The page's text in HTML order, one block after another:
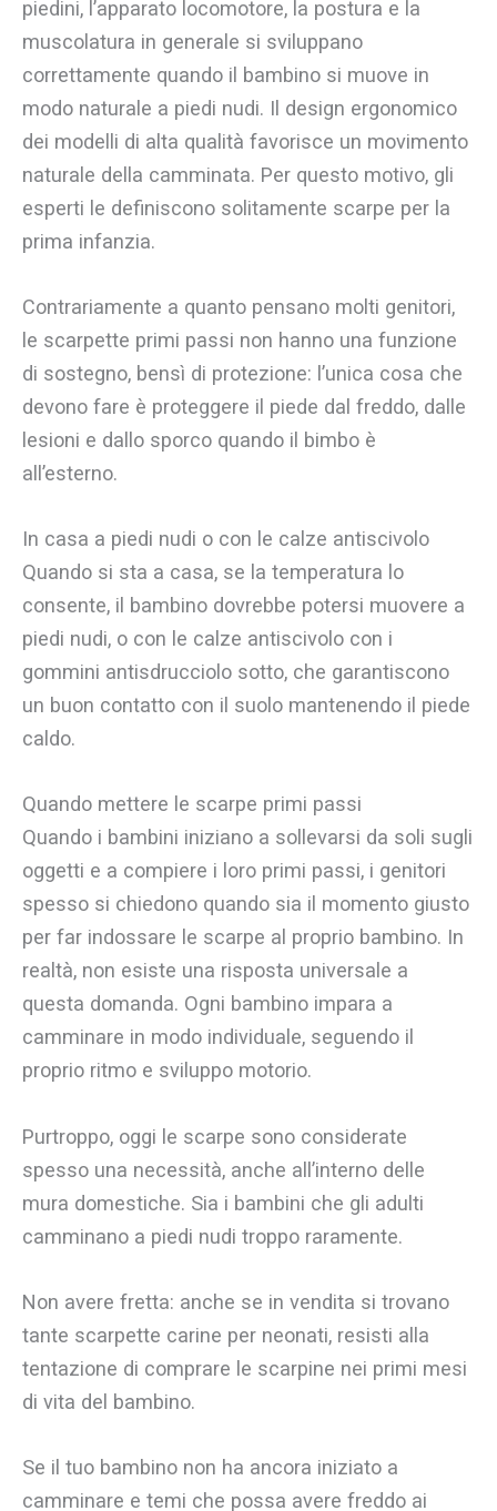
piedini, l’apparato locomotore, la postura e la
muscolatura in generale si sviluppano
correttamente quando il bambino si muove in
modo naturale a piedi nudi. Il design ergonomico
dei modelli di alta qualità favorisce un movimento
naturale della camminata. Per questo motivo, gli
esperti le definiscono solitamente scarpe per la
prima infanzia.
Contrariamente a quanto pensano molti genitori,
le scarpette primi passi non hanno una funzione
di sostegno, bensì di protezione: l’unica cosa che
devono fare è proteggere il piede dal freddo, dalle
lesioni e dallo sporco quando il bimbo è
all’esterno.
In casa a piedi nudi o con le calze antiscivolo
Quando si sta a casa, se la temperatura lo
consente, il bambino dovrebbe potersi muovere a
piedi nudi, o con le calze antiscivolo con i
gommini antisdrucciolo sotto, che garantiscono
un buon contatto con il suolo mantenendo il piede
caldo.
Quando mettere le scarpe primi passi
Quando i bambini iniziano a sollevarsi da soli sugli
oggetti e a compiere i loro primi passi, i genitori
spesso si chiedono quando sia il momento giusto
per far indossare le scarpe al proprio bambino. In
realtà, non esiste una risposta universale a
questa domanda. Ogni bambino impara a
camminare in modo individuale, seguendo il
proprio ritmo e sviluppo motorio.
Purtroppo, oggi le scarpe sono considerate
spesso una necessità, anche all’interno delle
mura domestiche. Sia i bambini che gli adulti
camminano a piedi nudi troppo raramente.
Non avere fretta: anche se in vendita si trovano
tante scarpette carine per neonati, resisti alla
tentazione di comprare le scarpine nei primi mesi
di vita del bambino.
Se il tuo bambino non ha ancora iniziato a
camminare e temi che possa avere freddo ai